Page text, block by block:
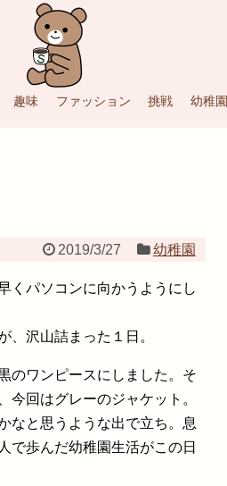
趣味 ファッション 挑戦 幼稚園
2019/3/27 幼稚園
くパソコンに向かうようにし
、沢山詰まった１日。
のワンピースにしました。そ
回はグレーのジャケット。
なと思うような出で立ち。息
で歩んだ幼稚園生活がこの日